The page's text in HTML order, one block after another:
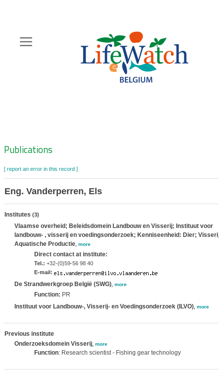
content
Zoeknavigatie
Publications
[ report an error in this record ]
Eng. Vanderperren, Els
Institutes (3)
Vlaamse overheid; Beleidsdomein Landbouw en Visserij; Instituut voor
landbouw- , visserij en voedingsonderzoek; Kenniseenheid: Dier; Visserij
Aquatische Productie, more
Direct contact at institute:
Tel.: +32-(0)59-56 98 40
E-mail:
De Strandwerkgroep België (SWG), more
Function: PR
Instituut voor Landbouw-, Visserij- en Voedingsonderzoek (ILVO), more
Previous institute
Onderzoeksdomein Visserij, more
Function: Research scientist - Fishing gear technology